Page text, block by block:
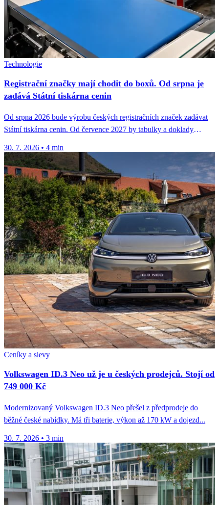
Technologie
Registrační značky mají chodit do boxů. Od srpna je
zadává Státní tiskárna cenin
Od srpna 2026 bude výrobu českých registračních značek zadávat
Státní tiskárna cenin. Od července 2027 by tabulky a doklady
30. 7. 2026 • 4 min
Ceníky a slevy
Volkswagen ID.3 Neo už je u českých prodejců. Stojí od
749 000 Kč
Modernizovaný Volkswagen ID.3 Neo přešel z předprodeje do
běžné české nabídky. Má tři baterie, výkon až 170 kW a dojezd...
30. 7. 2026 • 3 min